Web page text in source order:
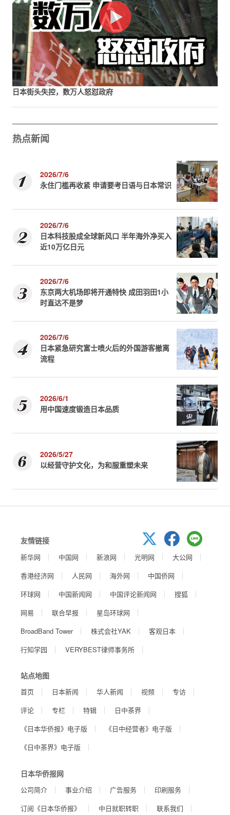
日本街头失控，数万人怒怼政府
热点新闻
2026/7/6
永住门槛再收紧 申请要考日语与日本常识
2026/7/6
日本科技股成全球新风口 半年海外净买入
近10万亿日元
2026/7/6
东京两大机场即将开通特快 成田羽田1小
时直达不是梦
2026/7/6
日本紧急研究富士喷火后的外国游客撤离
流程
2026/6/1
用中国速度锻造日本品质
2026/5/27
以经营守护文化，为和服重塑未来
友情链接
新华网 中国网 新浪网 光明网
大公网
香港经济网
人民网 海外网
中国侨网
环球网
中国新闻网 中国评论新闻网
搜狐
网易
联合早报
星岛环球网
BroadBand Tower
株式会社YAK
客观日本
行知学园
VERYBEST律师事务所
站点地图
首页 日本新闻 华人新闻 视频
专访
评论
专栏 特辑
日中茶界
《日本华侨报》电子版
《日中经营者》电子版
《日中茶界》电子版
日本华侨报网
公司简介 事业介绍 广告服务
印刷服务
订阅《日本华侨报》
中日就职转职 联系我们